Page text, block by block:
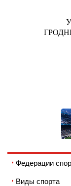
Федерации
Виды спорта